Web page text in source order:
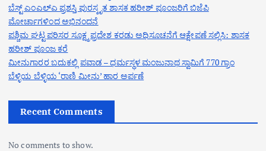
ಬೆಸ್ಟ್ ಎಂಎಲ್ಎ ಪ್ರಶಸ್ತಿ ಪುರಸ್ಕೃತ ಶಾಸಕ ಹರೀಶ್ ಪೂಂಜರಿಗೆ ಬಿಜೆಪಿ
ಮೋರ್ಚಾಗಳಿಂದ ಅಭಿನಂದನೆ
ಪಶ್ಚಿಮ ಘಟ್ಟ ಪರಿಸರ ಸೂಕ್ಷ್ಮ ಪ್ರದೇಶ ಕರಡು ಅಧಿಸೂಚನೆಗೆ ಆಕ್ಷೇಪಣೆ ಸಲ್ಲಿಸಿ: ಶಾಸಕ
ಹರೀಶ್ ಪೂಂಜ ಕರೆ
ಮೀನುಗಾರರ ಬದುಕಲ್ಲಿ ಪವಾಡ – ಧರ್ಮಸ್ಥಳ ಮಂಜುನಾಥ ಸ್ವಾಮಿಗೆ 770 ಗ್ರಾಂ
ಬೆಳ್ಳಿಯ ಬೆಳ್ಳಿಯ ‘ರಾಣಿ ಮೀನು’ ಹಾರ ಅರ್ಪಣೆ
Recent Comments
No comments to show.